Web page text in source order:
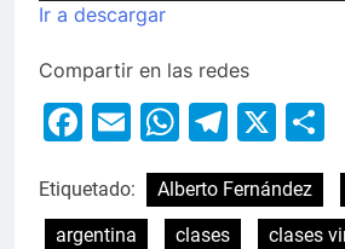
audio
Ir a descargar
Compartir en las redes
Facebook
Email X
Etiquetado: Alberto Fernández
argentina
clases
clases